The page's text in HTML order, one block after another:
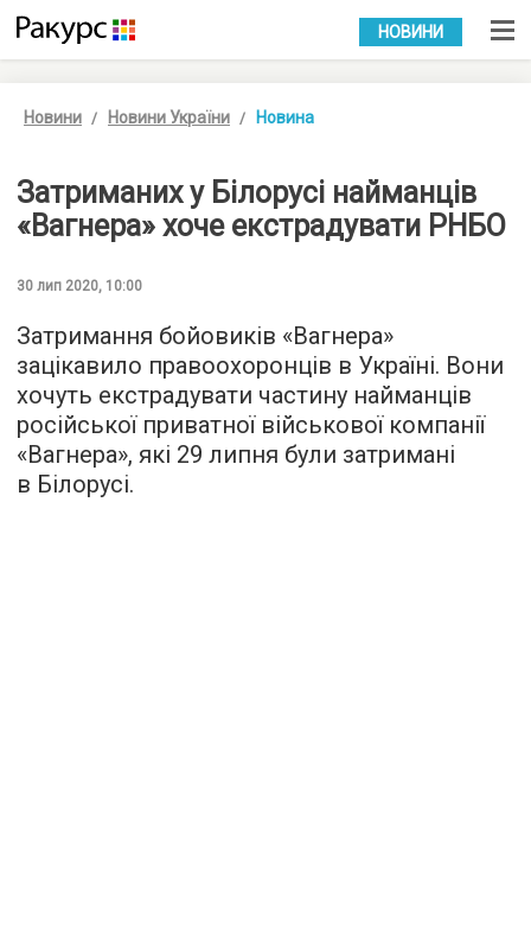
УКР РУС
НОВИНИ
Новини Новини України Новина
Затриманих у Білорусі найманців
«Вагнера» хоче екстрадувати РНБО
30 лип 2020, 10:00
Затримання бойовиків «Вагнера»
зацікавило правоохоронців в Україні. Вони
хочуть екстрадувати частину найманців
російської приватної військової компанії
«Вагнера», які 29 липня були затримані
в Білорусі.